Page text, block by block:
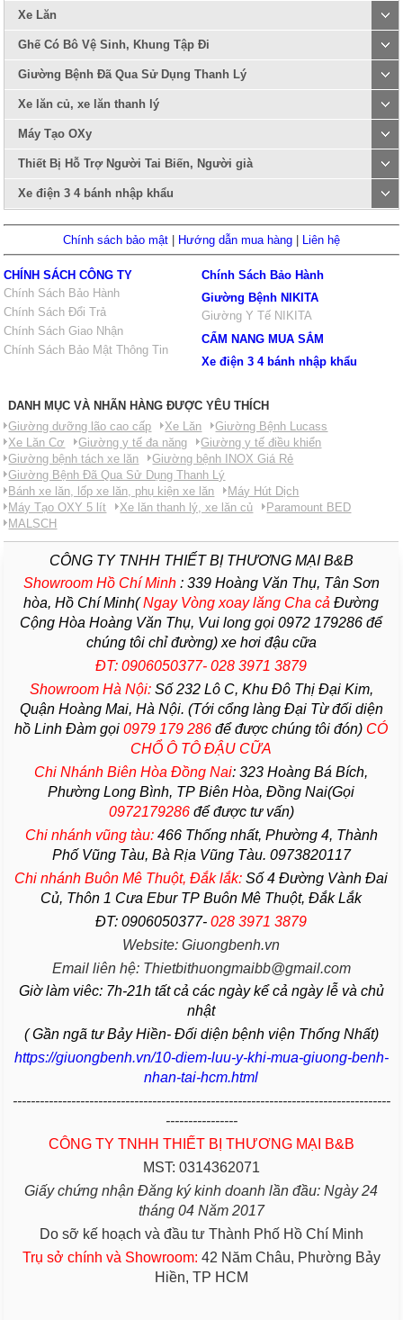
Xe Lăn
Ghế Có Bô Vệ Sinh, Khung Tập Đi
Giường Bệnh Đã Qua Sử Dụng Thanh Lý
Xe lăn củ, xe lăn thanh lý
Máy Tạo OXy
Thiết Bị Hỗ Trợ Người Tai Biến, Người già
Xe điện 3 4 bánh nhập khẩu
Chính sách bảo mật | Hướng dẫn mua hàng | Liên hệ
CHÍNH SÁCH CÔNG TY
Chính Sách Bảo Hành
Chính Sách Đổi Trả
Chính Sách Giao Nhận
Chính Sách Bảo Mật Thông Tin
Chính Sách Bảo Hành
Giường Bệnh NIKITA
Giường Y Tế NIKITA
CẨM NANG MUA SẮM
Xe điện 3 4 bánh nhập khẩu
DANH MỤC VÀ NHÃN HÀNG ĐƯỢC YÊU THÍCH
Giường dưỡng lão cao cấp
Xe Lăn
Giường Bệnh Lucass
Xe Lăn Cơ
Giường y tế đa năng
Giường y tế điều khiển
Giường bệnh tách xe lăn
Giường bệnh INOX Giá Rẻ
Giường Bệnh Đã Qua Sử Dụng Thanh Lý
Bánh xe lăn, lốp xe lăn, phụ kiện xe lăn
Máy Hút Dịch
Máy Tạo OXY 5 lít
Xe lăn thanh lý, xe lăn củ
Paramount BED
MALSCH
CÔNG TY TNHH THIẾT BỊ THƯƠNG MẠI B&B
Showroom Hồ Chí Minh:339 Hoàng Văn Thụ, Tân Sơn
hòa, Hồ Chí Minh(Ngay Vòng xoay lăng Cha cả Đường
Cộng Hòa Hoàng Văn Thụ, Vui long gọi 0972 179286 để
chúng tôi chỉ đường) xe hơi đậu cữa
ĐT: 0906050377- 028 3971 3879
Showroom Hà Nội:Số 232 Lô C, Khu Đô Thị Đại Kim,
Quận Hoàng Mai, Hà Nội. (Tới cổng làng Đại Từ đối diện
hồ Linh Đàm gọi0979 179 286 để được chúng tôi đón) CÓ
CHỔ Ô TÔ ĐẬU CỮA
Chi Nhánh Biên Hòa Đồng Nai: 323 Hoàng Bá Bích,
Phường Long Bình, TP Biên Hòa, Đồng Nai(Gọi
0972179286để được tư vấn)
Chi nhánh vũng tàu:466 Thống nhất, Phường4, Thành
Phố Vũng Tàu, Bà Rịa Vũng Tàu. 0973820117
Chi nhánh Buôn Mê Thuột, Đắk lắk:Số 4 Đường Vành Đai
Củ, Thôn 1 Cưa Ebur TP Buôn Mê Thuột, Đắk Lắk
ĐT: 0906050377-028 3971 3879
Website: Giuongbenh.vn
Email liên hệ: Thietbithuongmaibb@gmail.com
Giờ làm viêc: 7h-21h tất cả các ngày kể cả ngày lễ và chủ
nhật
( Gần ngã tư Bảy Hiền- Đối diện bệnh viện Thống Nhất)
https://giuongbenh.vn/10-diem-luu-y-khi-mua-giuong-benh-
nhan-tai-hcm.html
------------------------------------------------------------------------------------
----------------
CÔNG TY TNHH THIẾT BỊ THƯƠNG MẠI B&B
MST: 0314362071
Giấy chứng nhận Đăng ký kinh doanh lần đầu: Ngày 24
tháng 04 Năm 2017
Do sỡ kế hoạch và đầu tư Thành Phố Hồ Chí Minh
Trụ sở chính và Showroom: 42 Năm Châu, Phường Bảy
Hiền, TP HCM